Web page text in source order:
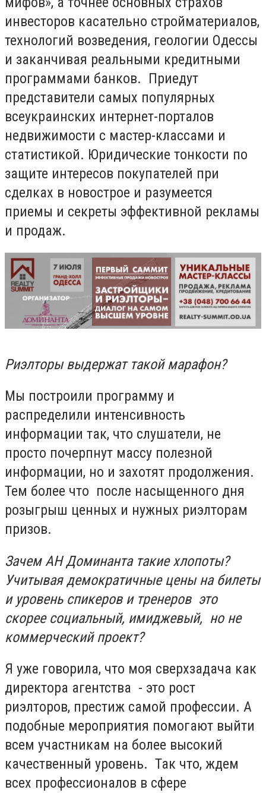
инвесторов касательно стройматериалов,
технологий возведения, геологии Одессы
и заканчивая реальными кредитными
программами банков. Приедут
представители самых популярных
всеукраинских интернет-порталов
недвижимости с мастер-классами и
статистикой. Юридические тонкости по
защите интересов покупателей при
сделках в новострое и разумеется
приемы и секреты эффективной рекламы
и продаж.
Риэлторы выдержат такой марафон?
Мы построили программу и
распределили интенсивность
информации так, что слушатели, не
просто почерпнут массу полезной
информации, но и захотят продолжения.
Тем более что после насыщенного дня
розыгрыш ценных и нужных риэлторам
призов.
Зачем АН Доминанта такие хлопоты?
Учитывая демократичные цены на билеты
и уровень спикеров и тренеров это
скорее социальный, имиджевый, но не
коммерческий проект?
Я уже говорила, что моя сверхзадача как
директора агентства - это рост
риэлторов, престиж самой профессии. А
подобные мероприятия помогают выйти
всем участникам на более высокий
качественный уровень. Так что, ждем
всех профессионалов в сфере